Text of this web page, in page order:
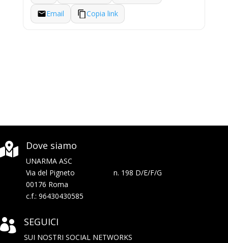
Email
Copia link
 Dove siamo
UNARMA ASC
Via del Pigneto n. 198 D/E/F/G
00176 Roma
c.f.: 96430430585
 SEGUICI
SUI NOSTRI SOCIAL NETWORKS